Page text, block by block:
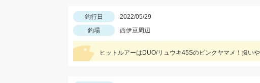
釣行日 2022/05/29
釣場
西伊豆周辺
ヒットルアーはDUO/リュウキ45Sのピンクヤマメ！扱いや